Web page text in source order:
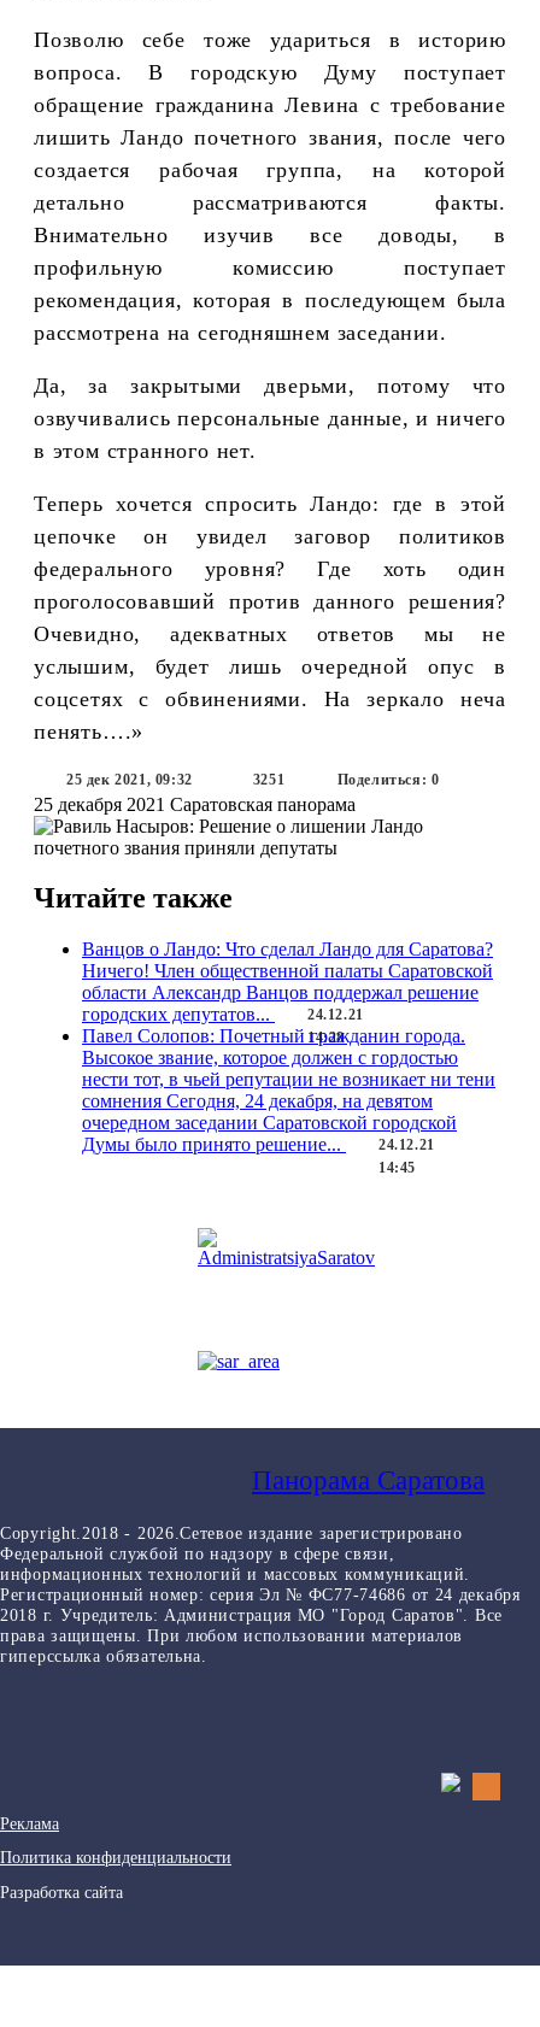
Позволю себе тоже удариться в историю
вопроса. В городскую Думу поступает
обращение гражданина Левина с требование
лишить Ландо почетного звания, после чего
создается рабочая группа, на которой
детально рассматриваются факты.
Внимательно изучив все доводы, в
профильную комиссию поступает
рекомендация, которая в последующем была
рассмотрена на сегодняшнем заседании.
Да, за закрытыми дверьми, потому что
озвучивались персональные данные, и ничего
в этом странного нет.
Теперь хочется спросить Ландо: где в этой
цепочке он увидел заговор политиков
федерального уровня? Где хоть один
проголосовавший против данного решения?
Очевидно, адекватных ответов мы не
услышим, будет лишь очередной опус в
соцсетях с обвинениями. На зеркало неча
пенять….»
25 дек 2021, 09:32 3251 Поделиться: 0
25 декабря 2021 Саратовская панорама
Читайте также
Ванцов о Ландо: Что сделал Ландо для Саратова?
Ничего! Член общественной палаты Саратовской
области Александр Ванцов поддержал решение
городских депутатов...
24.12.21
14:28
Павел Солопов: Почетный гражданин города.
Высокое звание, которое должен с гордостью
нести тот, в чьей репутации не возникает ни тени
сомнения Сегодня, 24 декабря, на девятом
очередном заседании Саратовской городской
Думы было принято решение...
24.12.21
14:45
Панорама Саратова
Copyright.2018 - 2026.Сетевое издание зарегистрировано
Федеральной службой по надзору в сфере связи,
информационных технологий и массовых коммуникаций.
Регистрационный номер: серия Эл № ФС77-74686 от 24 декабря
2018 г. Учредитель: Администрация МО "Город Саратов". Все
права защищены. При любом использовании материалов
гиперссылка обязательна.
Реклама
Политика конфиденциальности
Разработка сайта